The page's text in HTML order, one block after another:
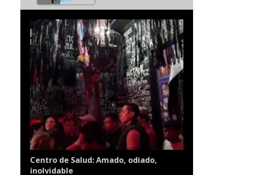
Centro de Salud: Amado, odiado,
inolvidable